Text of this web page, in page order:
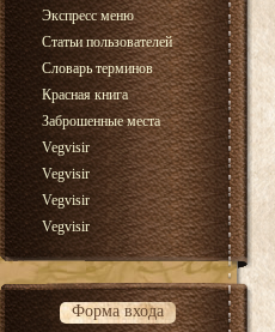
Экспресс меню
Статьи пользователей
Словарь терминов
Красная книга
Заброшенные места
Vegvisir
Vegvisir
Vegvisir
Vegvisir
Форма входа